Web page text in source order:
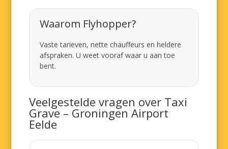
Waarom Flyhopper?
Vaste tarieven, nette chauffeurs en heldere
afspraken. U weet vooraf waar u aan toe
bent.
Veelgestelde vragen over Taxi
Grave – Groningen Airport
Eelde